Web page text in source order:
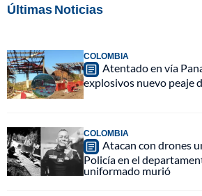
Últimas Noticias
COLOMBIA
Atentado en vía
explosivos nuevo peaje
COLOMBIA
Atacan con drones
Policía en el
uniformado murió